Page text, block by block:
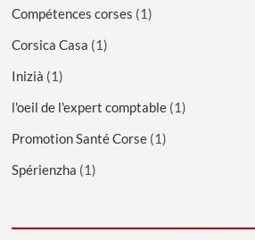
Compétences corses (1)
Corsica Casa (1)
Inizià (1)
l'oeil de l'expert comptable (1)
Promotion Santé Corse (1)
Spérienzha (1)